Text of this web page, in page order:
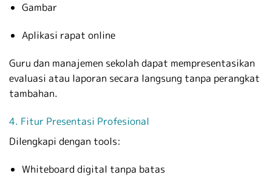
Gambar
Aplikasi rapat online
Guru dan manajemen sekolah dapat mempresentasikan
evaluasi atau laporan secara langsung tanpa perangkat
tambahan.
4. Fitur Presentasi Profesional
Dilengkapi dengan tools:
Whiteboard digital tanpa batas